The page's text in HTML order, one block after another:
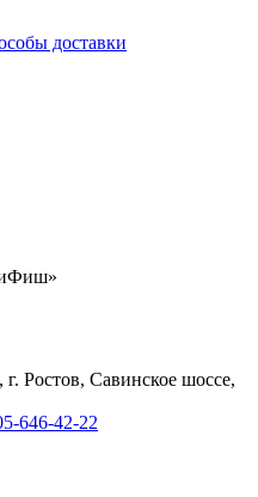
доставки
Ростов, Савинское шоссе,
646-42-22